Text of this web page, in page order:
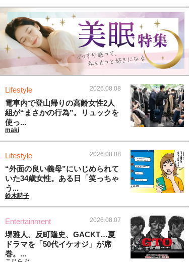
Lifestyle 2026.08.08
電車内で登山帰りの高齢女性2人
組が“まさかの行為”。リュックを
使っ...
maki
Lifestyle 2026.08.08
“外面の良い義母”にいじめられて
いた34歳女性。ある日「笑っちゃ
う...
鈴木詩子
Entertainment 2026.08.07
堺雅人、反町隆史、GACKT…夏
ドラマを「50代イケオジ」が席
巻。...